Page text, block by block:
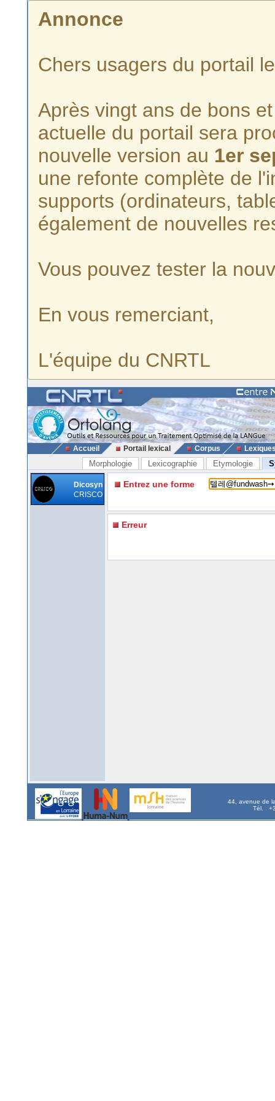
Annonce
Chers usagers du portail
Après vingt ans de bons
actuelle du portail sera
nouvelle version au 1er
une refonte complète de
supports (ordinateurs,
également de nouvelles
Vous pouvez tester la
En vous remerciant,
L'équipe du CNRTL
Accueil Portail lexical Corpus
Morphologie Lexicographie Etymologie
Dicosyn
CRISCO
Entrez une forme
Erreur
44, avenue de
Tél. :